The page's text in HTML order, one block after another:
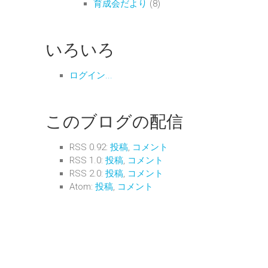
育成会だより (8)
いろいろ
ログイン...
このブログの配信
RSS 0.92: 投稿, コメント
RSS 1.0: 投稿, コメント
RSS 2.0: 投稿, コメント
Atom: 投稿, コメント